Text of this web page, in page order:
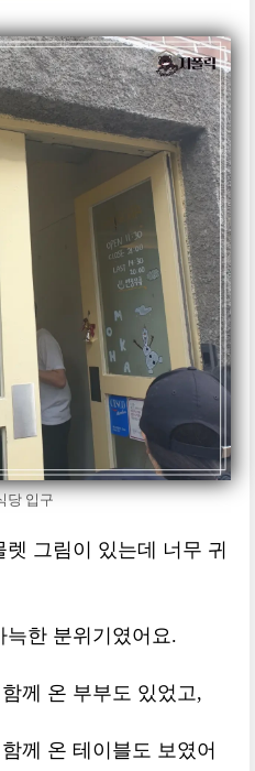
당 입구
그림이 있는데 너무 귀
늑한 분위기였어요.
께 온 부부도 있었고,
께 온 테이블도 보였어